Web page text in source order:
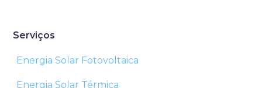
Serviços
Energia Solar Fotovoltaica
Energia Solar Térmica